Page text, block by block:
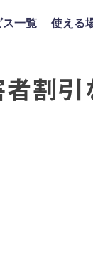
ス一覧 使える
割引